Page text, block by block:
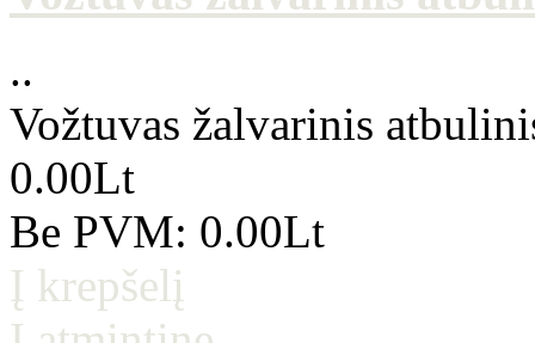
..
Vožtuvas žalvarinis
0.00Lt
Be PVM: 0.00Lt
Į krepšelį